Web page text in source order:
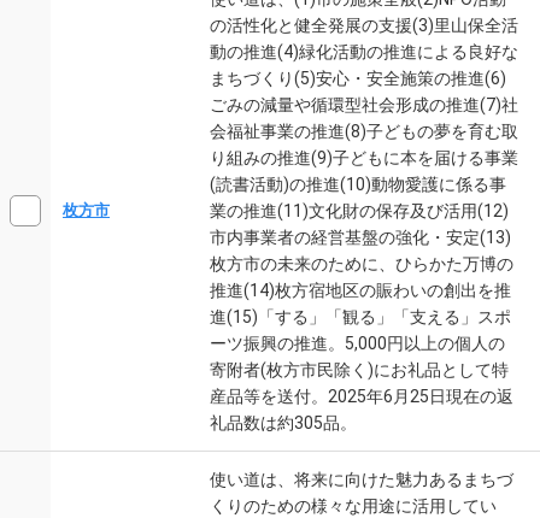
枚方市
の活性化と健全発展の支援(3)里山保全活
動の推進(4)緑化活動の推進による良好な
まちづくり(5)安心・安全施策の推進(6)
ごみの減量や循環型社会形成の推進(7)社
会福祉事業の推進(8)子どもの夢を育む取
り組みの推進(9)子どもに本を届ける事業
(読書活動)の推進(10)動物愛護に係る事
業の推進(11)文化財の保存及び活用(12)
市内事業者の経営基盤の強化・安定(13)
枚方市の未来のために、ひらかた万博の
推進(14)枚方宿地区の賑わいの創出を推
進(15)「する」「観る」「支える」スポ
ーツ振興の推進。5,000円以上の個人の
寄附者(枚方市民除く)にお礼品として特
産品等を送付。2025年6月25日現在の返
礼品数は約305品。
使い道は、将来に向けた魅力あるまちづ
くりのための様々な用途に活用してい